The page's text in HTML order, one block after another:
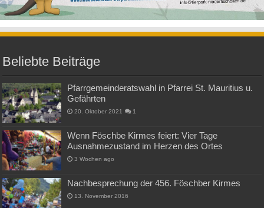
Beliebte Beiträge
Pfarrgemeinderatswahl in Pfarrei St. Mauritius u.
Gefährten
20. Oktober 2021 1
Wenn Föschbe Kirmes feiert: Vier Tage
Ausnahmezustand im Herzen des Ortes
3 Wochen ago
Nachbesprechung der 456. Föschber Kirmes
13. November 2016